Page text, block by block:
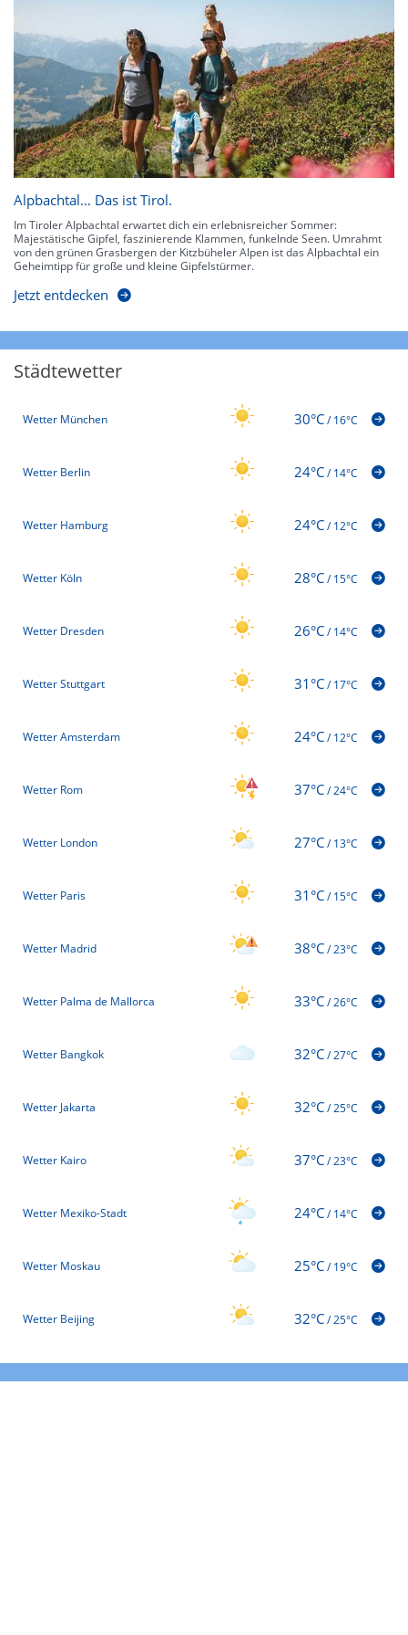
Alpbachtal… Das ist Tirol.
Im Tiroler Alpbachtal erwartet dich ein erlebnisreicher Sommer:
Majestätische Gipfel, faszinierende Klammen, funkelnde Seen. Umrahmt
von den grünen Grasbergen der Kitzbüheler Alpen ist das Alpbachtal ein
Geheimtipp für große und kleine Gipfelstürmer.
Jetzt entdecken
Städtewetter
Wetter München 30°C/16°C
Wetter Berlin 24°C/14°C
Wetter Hamburg 24°C/12°C
Wetter Köln 28°C/15°C
Wetter Dresden 26°C/14°C
Wetter Stuttgart 31°C/17°C
Wetter Amsterdam 24°C/12°C
Wetter Rom 37°C/24°C
Wetter London 27°C/13°C
Wetter Paris 31°C/15°C
Wetter Madrid 38°C/23°C
Wetter Palma de Mallorca 33°C/26°C
Wetter Bangkok 32°C/27°C
Wetter Jakarta 32°C/25°C
Wetter Kairo 37°C/23°C
Wetter Mexiko-Stadt 24°C/14°C
Wetter Moskau 25°C/19°C
Wetter Beijing 32°C/25°C